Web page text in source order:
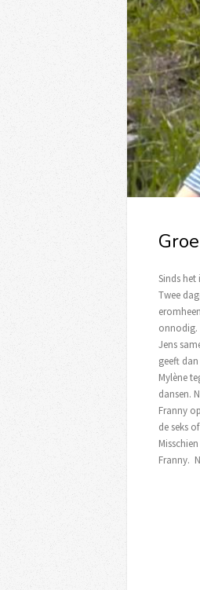
Sinds het
Twee
onnodig.
Jens
geeft
Mylène
dansen.
Franny
de seks
Franny.